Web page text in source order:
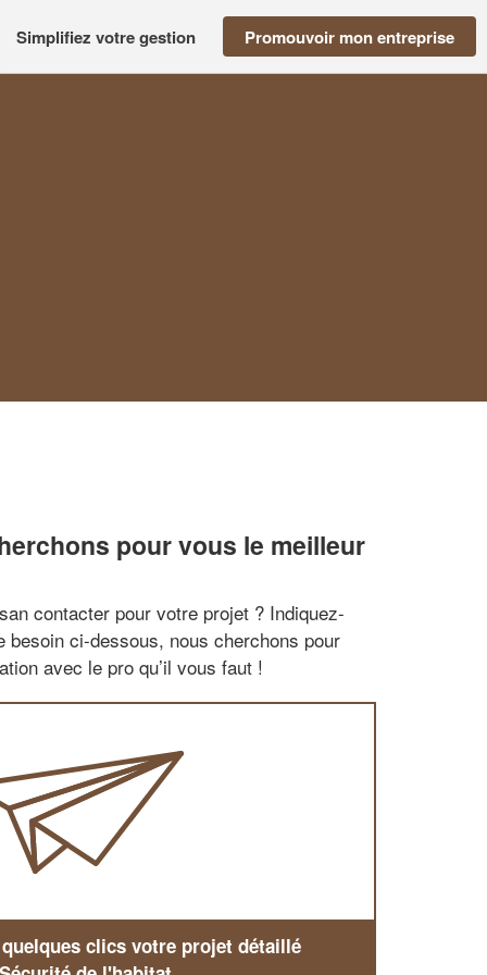
Simplifiez votre gestion Promouvoir mon entreprise
pour vous le meilleur
contacter pour votre projet ? Indiquez-
besoin ci-dessous, nous cherchons pour
avec le pro qu’il vous faut !
clics votre projet détaillé